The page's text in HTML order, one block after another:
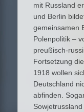
mit Russland
und Berlin
gemeinsamen
Polenpolitik –
preußisch-
Fortsetzung
1918 wollen
Deutschland
abfinden.